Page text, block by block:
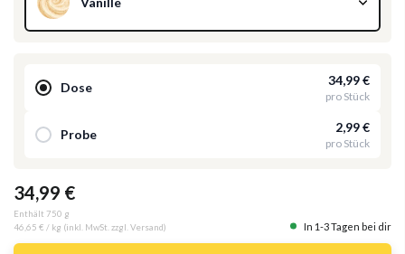
Dose 34,99 €
pro Stück
Probe 2,99 €
pro Stück
34,99 €
Enthält 750 g
46,65 € / kg (inkl. MwSt. zzgl. Versand) In 1-3 Tagen bei dir